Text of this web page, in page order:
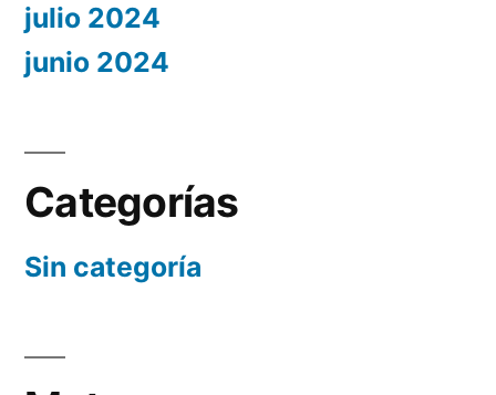
julio 2024
junio 2024
Categorías
Sin categoría